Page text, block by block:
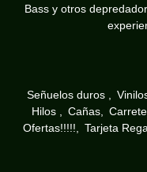
Bass y otros
Señuelos duros
Hilos
Cañas
Ofertas!!!!!
Tarjeta